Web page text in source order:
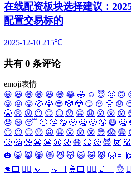
在线配资板块选择建议：
配置交易标的
2025-12-10 215℃
共有 0 条评论
emoji表情
😀 😃 😄 😁 😆 😅 😂 🤣 ☺️ 😇 🙂 🙃
😜 😝 😛 🤑 🤓 😎 🤡 🤠 😏 😒 🤗 😞
😤 😠 😡 😶 😐 😑 😯 😦 😧 😮 😲 😵
😓 😪 😴 🙄 🤔 🤥 😬 🤐 🤢 🤧 😷 🤒
😶 😐 😑 😯 😦 😧 😮 😲 😵 😳 😱 😨
🙄 🤔 🤥 😬 🤐 🤢 🤧 😷 🤒 🤕 😈 👿 👹
🎃 😺 😸 😹 😻 😼 😽 🙀 😿 😾 👐🏻
👊🏻 ✊🏻 🤛🏻 🤜🏻 🤞🏻 ✌🏻 🤘🏻 👌